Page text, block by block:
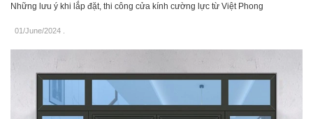
Những lưu ý khi lắp đặt, thi công cửa kính cường lực từ Việt Phong
01/June/2024